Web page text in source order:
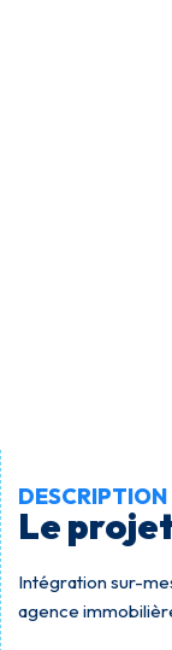
DESCRIPTION
Le
Intégration sur-
agence